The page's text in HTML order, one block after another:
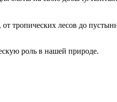
тропических лесов до
роль в нашей природе.